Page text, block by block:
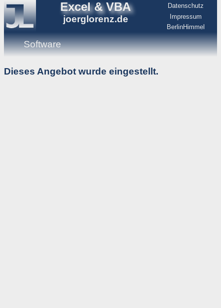
Excel & VBA
joerglorenz.de
Datenschutz
Impressum
BerlinHimmel
Software
Dieses Angebot wurde eingestellt.